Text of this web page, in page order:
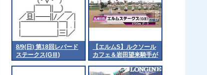
8/9(日) 第18回レパード
ステークス(GⅢ)
【エルムS】ルクソール
カフェ＆岩田望来騎手が
ｷﾀ━━━━(ﾟ
∀ﾟ)━━━━!!